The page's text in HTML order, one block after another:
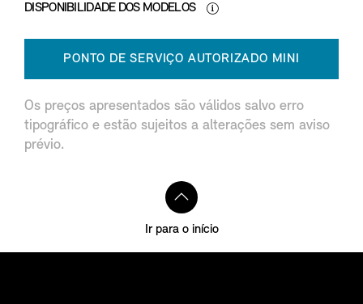
DISPONIBILIDADE DOS MODELOS
PONTO DE SERVIÇO AUTORIZADO MINI
Os preços apresentados são válidos salvo erro
tipográfico e estão sujeitos a alterações sem aviso
prévio.
Ir para o início